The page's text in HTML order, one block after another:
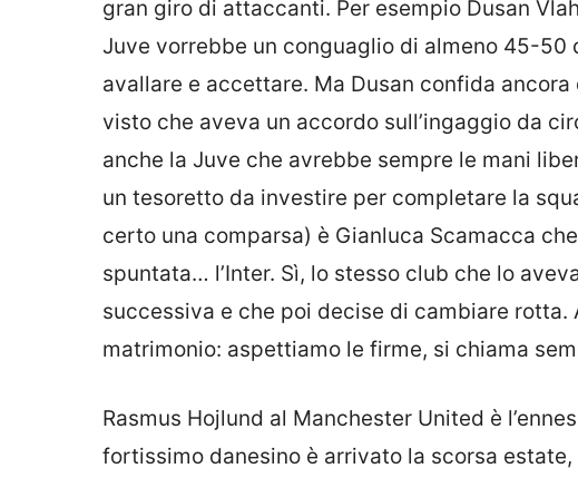
gran giro di attaccanti. Per esempio Dusan
Juve vorrebbe un conguaglio di almeno 45-50
avallare e accettare. Ma Dusan confida
visto che aveva un accordo sull’ingaggio da
anche la Juve che avrebbe sempre le mani
un tesoretto da investire per completare la
certo una comparsa) è Gianluca Scamacca
spuntata… l’Inter. Sì, lo stesso club che lo
successiva e che poi decise di cambiare
matrimonio: aspettiamo le firme, si chiama
Rasmus Hojlund al Manchester United è
fortissimo danesino è arrivato la scorsa